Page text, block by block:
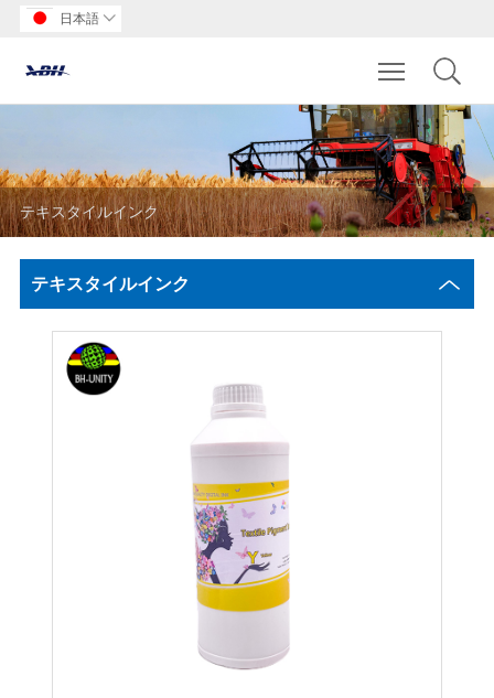
日本語 
Toggle
テキスタイルインク
テキスタイルインク